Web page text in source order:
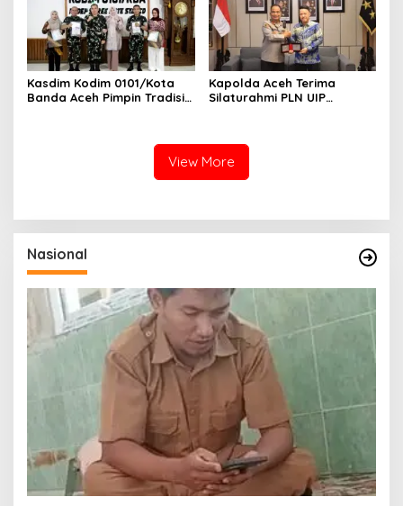
Kasdim Kodim 0101/Kota
Banda Aceh Pimpin Tradisi
Kapolda Aceh Terima
Silaturahmi PLN UIP
Infrastruktur
Ketenagalistrikan
View More
Nasional